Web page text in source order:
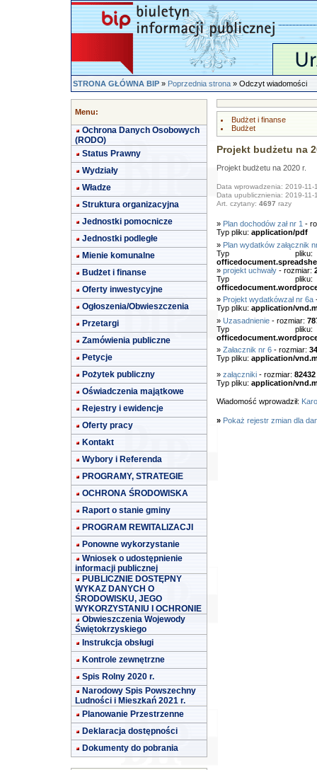
STRONA GŁÓWNA BIP»Poprzednia strona» Odczyt wiadomości
Menu:
Ochrona Danych Osobowych
(RODO)
Status Prawny
Wydziały
Władze
Struktura organizacyjna
Jednostki pomocnicze
Jednostki podległe
Mienie komunalne
Budżet i finanse
Oferty inwestycyjne
Ogłoszenia/Obwieszczenia
Przetargi
Zamówienia publiczne
Petycje
Pożytek publiczny
Oświadczenia majątkowe
Rejestry i ewidencje
Oferty pracy
Kontakt
Wybory i Referenda
PROGRAMY, STRATEGIE
OCHRONA ŚRODOWISKA
Raport o stanie gminy
PROGRAM REWITALIZACJI
Ponowne wykorzystanie
Wniosek o udostępnienie
informacji publicznej
PUBLICZNIE DOSTĘPNY
WYKAZ DANYCH O
ŚRODOWISKU, JEGO
WYKORZYSTANIU I OCHRONIE
Obwieszczenia Wojewody
Świętokrzyskiego
Instrukcja obsługi
Kontrole zewnętrzne
Spis Rolny 2020 r.
Narodowy Spis Powszechny
Ludności i Mieszkań 2021 r.
Planowanie Przestrzenne
Deklaracja dostępności
Dokumenty do pobrania
Budżet i finanse
Budżet
Projekt budżetu na
Projekt budżetu na 2020 r.
Data wprowadzenia: 2019-11-
Data upublicznienia: 2019-11-
Art. czytany: 4697 razy
» Plan dochodów zał nr 1 -
Typ pliku: application/pdf
» Plan wydatków załącznik
Typ
» projekt uchwały- rozmiar:
Typ
» Projekt wydatkówzał nr 6a
Typ pliku: application/
» Uzasadnienie- rozmiar:
Typ
» Załacznik nr 6- rozmiar:
Typ pliku: application/
» załączniki - rozmiar: 82432
Typ pliku: application/
Wiadomość wprowadził:
» Pokaż rejestr zmian dla